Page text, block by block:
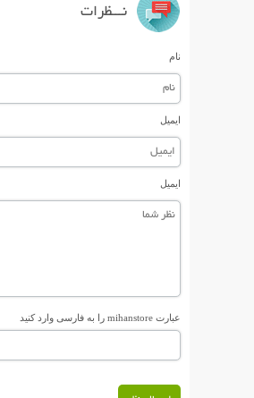
نـــظرات
نام
ایمیل
ایمیل
عبارت mihanstore را به فارسی وارد کنید